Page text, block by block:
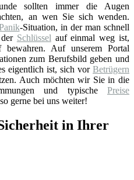
sollten immer die Augen
an wen Sie sich wenden.
-Situation, in der man schnell
Schlüssel auf einmal weg ist,
Auf unserem Portal
zum Berufsbild geben und
eigentlich ist, sich vor Betrügern
Auch möchten wir Sie in die
und typische Preise
gerne bei uns weiter!
in Ihrer